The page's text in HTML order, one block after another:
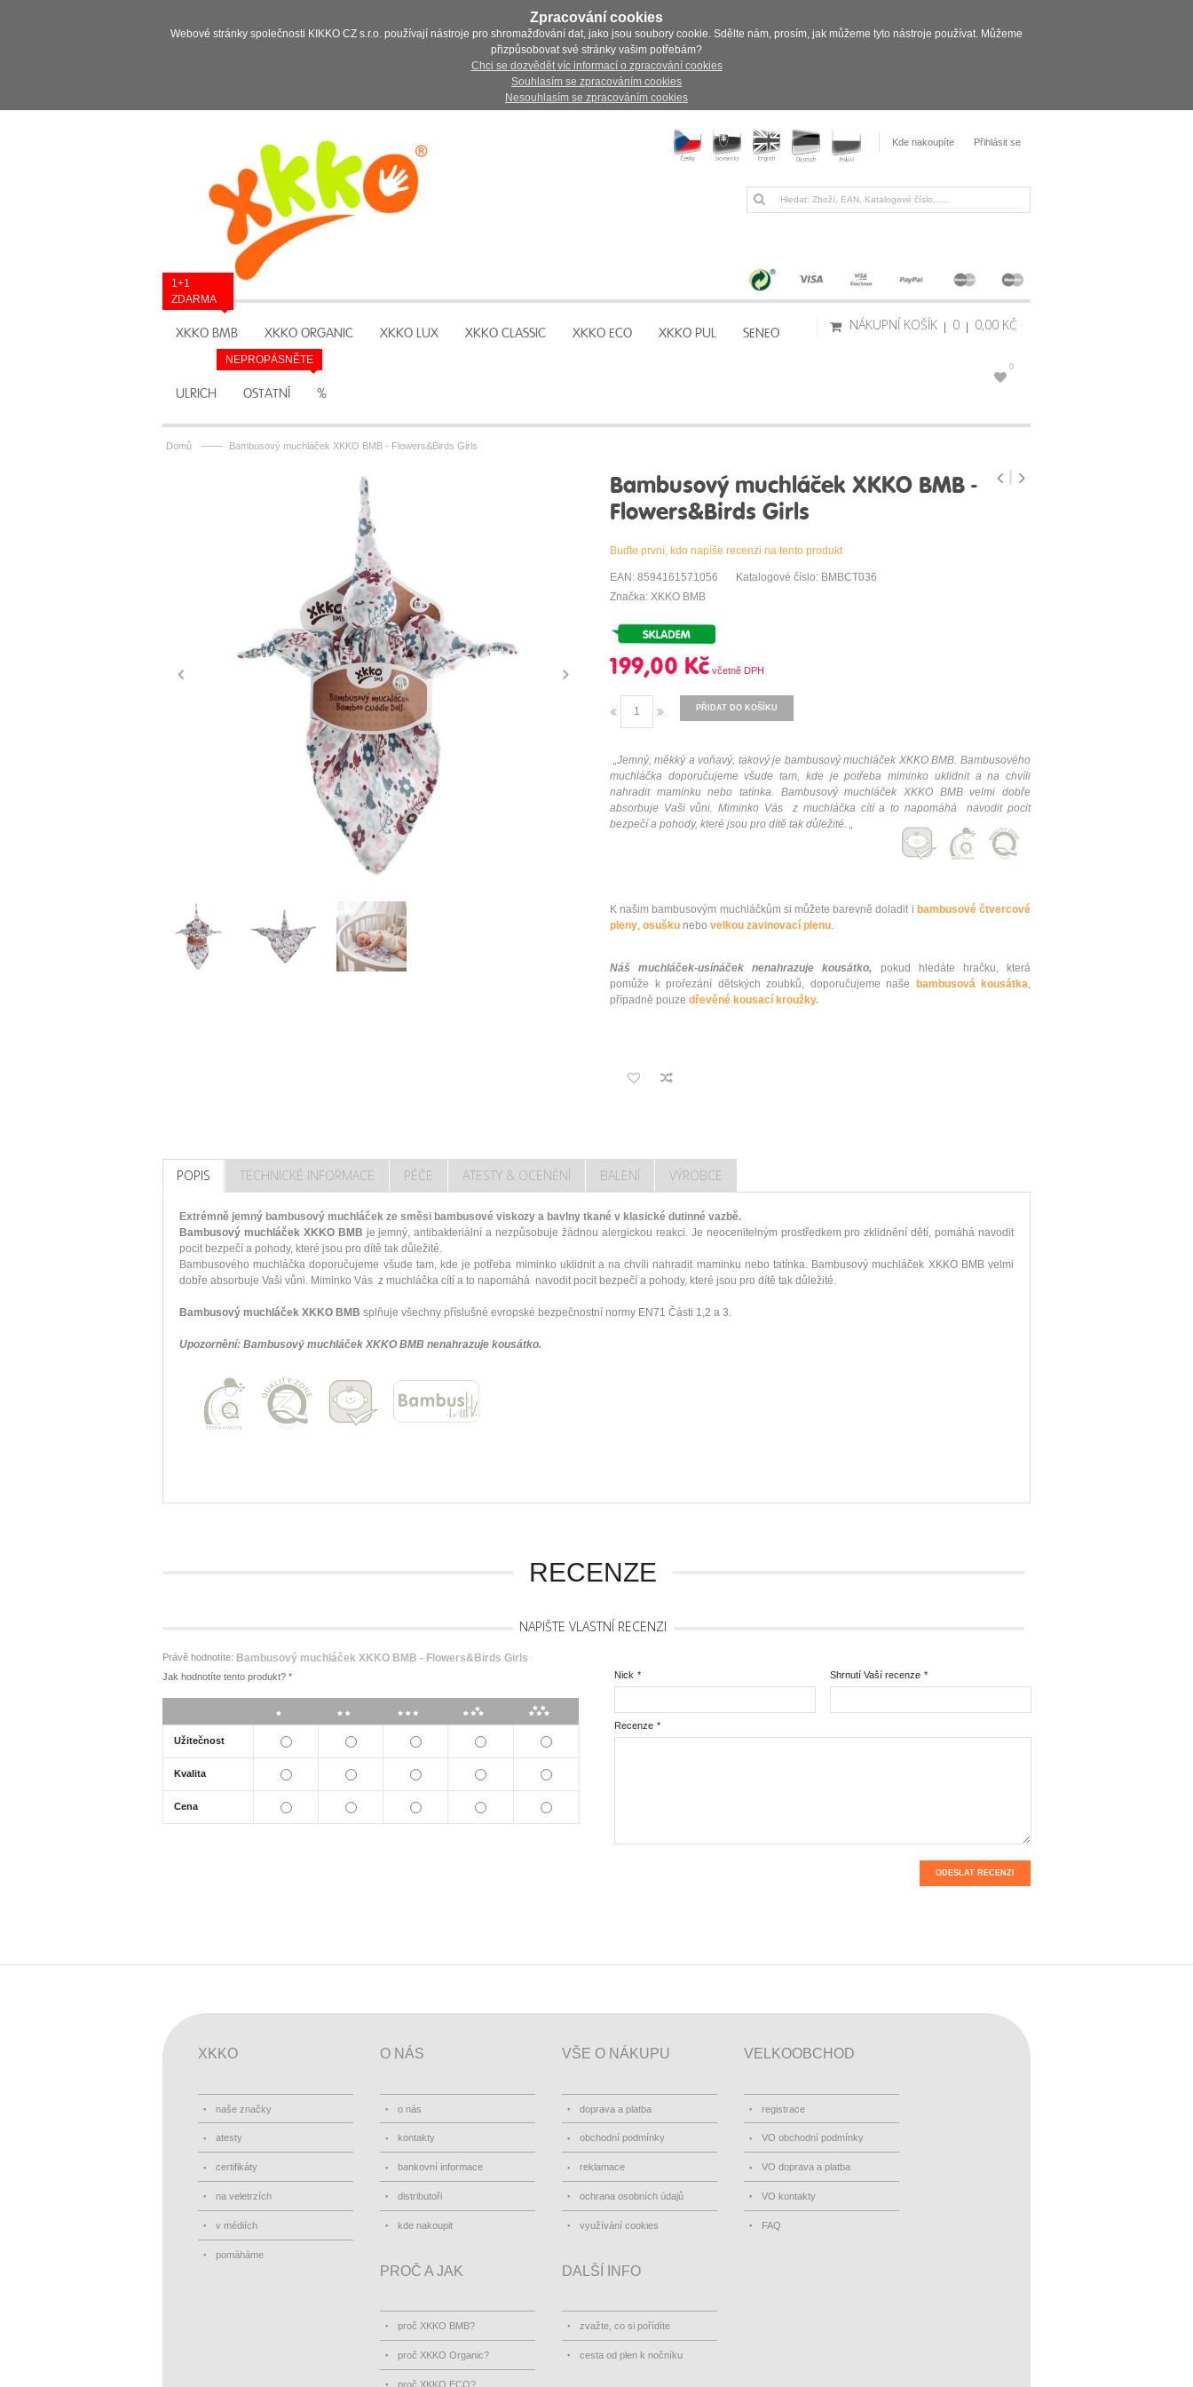
Zpracování cookies
Webové stránky společnosti KIKKO CZ s.r.o. používají nástroje pro shromažďování dat, jako jsou soubory cookie. Sdělte nám, prosím, jak můžeme tyto nástroje používat. Můžeme
přizpůsobovat své stránky vašim potřebám?
Chci se dozvědět víc informací o zpracování cookies
Souhlasím se zpracováním cookies
Nesouhlasím se zpracováním cookies
Kde nakoupíte Přihlásit se
XKKO BMB
1+1
ZDARMA
XKKO ORGANIC XKKO LUX XKKO CLASSIC XKKO ECO XKKO PUL SENEO
ULRICH OSTATNÍ %
NEPROPÁSNĚTE
NÁKUPNÍ KOŠÍK 0 0,00 KČ
0
Domů —— Bambusový muchláček XKKO BMB - Flowers&Birds Girls
Bambusový muchláček XKKO BMB -
Flowers&Birds Girls
Buďte první, kdo napíše recenzi na tento produkt
EAN: 8594161571056
Katalogové číslo: BMBCT036
Značka: XKKO BMB
199,00 Kč
PŘIDAT DO KOŠÍKU
„Jemný, měkký a voňavý, takový je bambusový muchláček XKKO BMB. Bambusového
muchláčka doporučujeme všude tam, kde je potřeba miminko uklidnit a na chvíli
nahradit maminku nebo tatínka. Bambusový muchláček XKKO BMB velmi dobře
absorbuje Vaši vůni. Miminko Vás z muchláčka cítí a to napomáhá navodit pocit
bezpečí a pohody, které jsou pro dítě tak důležité. „
K našim bambusovým muchláčkům si můžete barevně doladit i bambusové čtvercové
pleny, osušku nebo velkou zavinovací plenu.
Náš muchláček-usínáček nenahrazuje kousátko, pokud hledáte hračku, která
pomůže k prořezání dětských zoubků, doporučujeme naše
bambusová kousátka,
případně pouze dřevěné kousací kroužky.
POPIS TECHNICKÉ INFORMACE PÉČE ATESTY & OCENĚNÍ BALENÍ VÝROBCE
Extrémně jemný bambusový muchláček ze směsi bambusové viskozy a bavlny tkané v klasické dutinné vazbě.
Bambusový muchláček XKKO BMB je jemný, antibakteriální a nezpůsobuje žádnou alergickou reakci. Je neocenitelným prostředkem pro zklidnění dětí, pomáhá navodit
pocit bezpečí a pohody, které jsou pro dítě tak důležité.
Bambusového muchláčka doporučujeme všude tam, kde je potřeba miminko uklidnit a na chvíli nahradit maminku nebo tatínka. Bambusový muchláček XKKO BMB velmi
dobře absorbuje Vaši vůni. Miminko Vás z muchláčka cítí a to napomáhá navodit pocit bezpečí a pohody, které jsou pro dítě tak důležité.
Bambusový muchláček XKKO BMB splňuje všechny příslušné evropské bezpečnostní normy EN71 Části 1,2 a 3.
Upozornění: Bambusový muchláček XKKO BMB nenahrazuje kousátko.
RECENZE
NAPIŠTE VLASTNÍ RECENZI
Právě hodnotíte: Bambusový muchláček XKKO BMB - Flowers&Birds Girls
Jak hodnotíte tento produkt? *
Užitečnost
Kvalita
Cena
*
Nick *
Shrnutí Vaší recenze
*
Recenze
ODESLAT RECENZI
XKKO
naše značky
atesty
certifikáty
na veletrzích
v médiích
pomáháme
O NÁS
o nás
kontakty
bankovní informace
distributoři
kde nakoupit
VŠE O NÁKUPU
doprava a platba
obchodní podmínky
reklamace
ochrana osobních údajů
využívání cookies
VELKOOBCHOD
registrace
VO obchodní podmínky
VO doprava a platba
VO kontakty
FAQ
PROČ A JAK
proč XKKO BMB?
proč XKKO Organic?
proč XKKO ECO?
DALŠÍ INFO
zvažte, co si pořídíte
cesta od plen k nočníku